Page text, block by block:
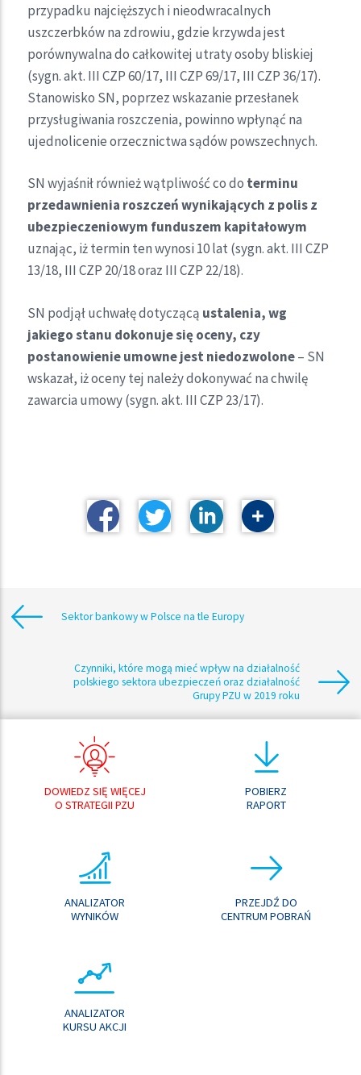
przypadku najcięższych i nieodwracalnych
uszczerbków na zdrowiu, gdzie krzywda jest
porównywalna do całkowitej utraty osoby bliskiej
(sygn. akt. III CZP 60/17, III CZP 69/17, III CZP 36/17).
Stanowisko SN, poprzez wskazanie przesłanek
przysługiwania roszczenia, powinno wpłynąć na
ujednolicenie orzecznictwa sądów powszechnych.
SN wyjaśnił również wątpliwość co do terminu
przedawnienia roszczeń wynikających z polis z
ubezpieczeniowym funduszem kapitałowym
uznając, iż termin ten wynosi 10 lat (sygn. akt. III CZP
13/18, III CZP 20/18 oraz III CZP 22/18).
SN podjął uchwałę dotyczącą ustalenia, wg
jakiego stanu dokonuje się oceny, czy
postanowienie umowne jest niedozwolone– SN
wskazał, iż oceny tej należy dokonywać na chwilę
zawarcia umowy (sygn. akt. III CZP 23/17).
Sektor bankowy w Polsce na tle Europy
Czynniki, które mogą mieć wpływ na działalność
polskiego sektora ubezpieczeń oraz działalność
Grupy PZU w 2019 roku
DOWIEDZ SIĘ WIĘCEJ
O STRATEGII PZU
POBIERZ
RAPORT
ANALIZATOR
WYNIKÓW
PRZEJDŹ DO
CENTRUM POBRAŃ
ANALIZATOR
KURSU AKCJI